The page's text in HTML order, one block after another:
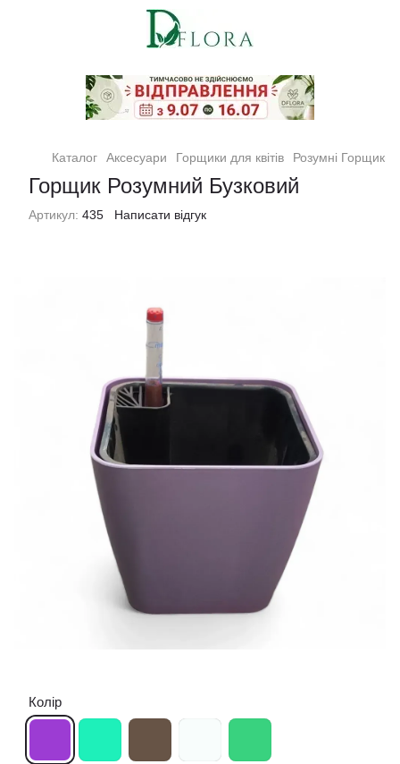
Кімнатні рослини та квіти
Каталог Аксесуари Горщики для квітів Розумні Горщики
Горщик Розумний Бузковий
Артикул: 435 Написати відгук
Колір